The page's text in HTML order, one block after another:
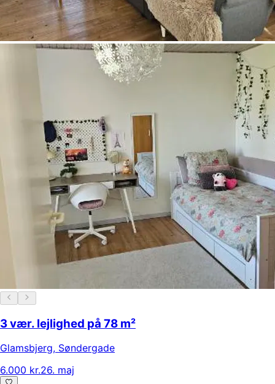
3 vær. lejlighed på 78 m²
Glamsbjerg, Søndergade
6.000 kr.26. maj